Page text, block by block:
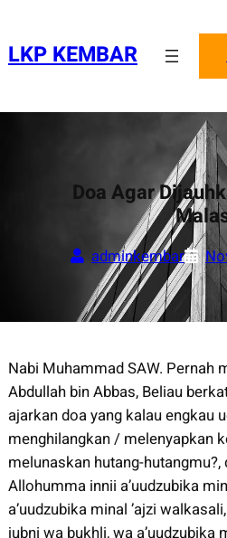
content
LKP KEMBAR
Doa Agar
adminkembar
Nabi Muhammad SAW. Pernah
Abdullah bin Abbas, Beliau
ajarkan doa yang kalau engkau
menghilangkan / melenyapkan
melunaskan hutang-
Allohumma innii a’uudzubika
a’uudzubika minal ’ajzi
jubni wa bukhli, wa a’uudzubika